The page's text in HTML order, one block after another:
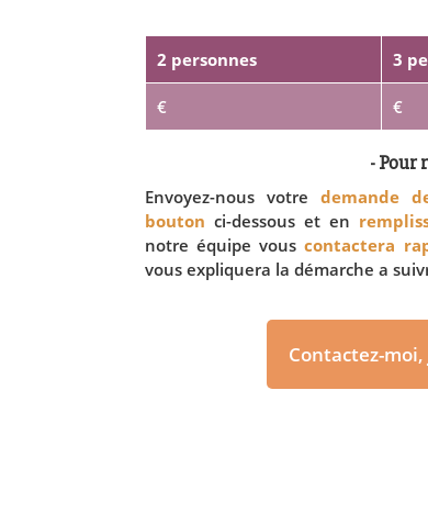
2 personnes 3
€ €
- Pour
Envoyez-nous votre demande
bouton ci-dessous et en
notre équipe vouscontactera
vous expliquera la démarche a
Contactez-moi,